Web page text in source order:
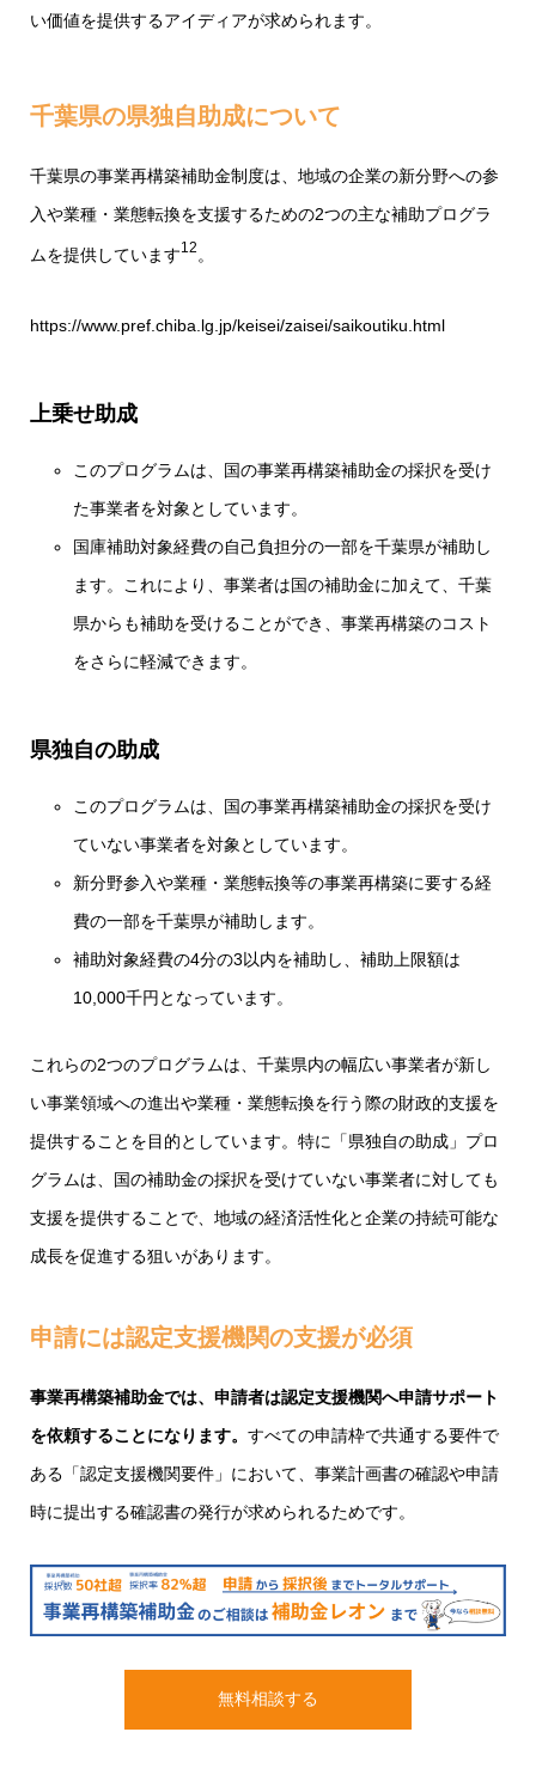
い価値を提供するアイディアが求められます。
千葉県の県独自助成について
千葉県の事業再構築補助金制度は、地域の企業の新分野への参
入や業種・業態転換を支援するための2つの主な補助プログラ
ムを提供しています​12 ​。
https://www.pref.chiba.lg.jp/keisei/zaisei/saikoutiku.html
上乗せ助成
このプログラムは、国の事業再構築補助金の採択を受け
た事業者を対象としています。
国庫補助対象経費の自己負担分の一部を千葉県が補助し
ます。これにより、事業者は国の補助金に加えて、千葉
県からも補助を受けることができ、事業再構築のコスト
をさらに軽減できます。
県独自の助成
このプログラムは、国の事業再構築補助金の採択を受け
ていない事業者を対象としています。
新分野参入や業種・業態転換等の事業再構築に要する経
費の一部を千葉県が補助します。
補助対象経費の4分の3以内を補助し、補助上限額は
10,000千円となっています。
これらの2つのプログラムは、千葉県内の幅広い事業者が新し
い事業領域への進出や業種・業態転換を行う際の財政的支援を
提供することを目的としています。特に「県独自の助成」プロ
グラムは、国の補助金の採択を受けていない事業者に対しても
支援を提供することで、地域の経済活性化と企業の持続可能な
成長を促進する狙いがあります。
申請には認定支援機関の支援が必須
事業再構築補助金では、申請者は認定支援機関へ申請サポート
を依頼することになります。 すべての申請枠で共通する要件で
ある「認定支援機関要件」において、事業計画書の確認や申請
時に提出する確認書の発行が求められるためです。
無料相談する